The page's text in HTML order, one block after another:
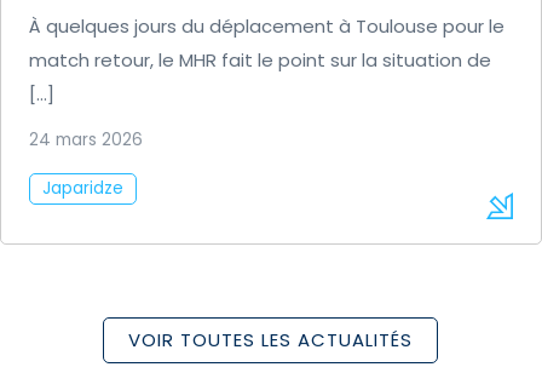
À quelques jours du déplacement à Toulouse pour le
match retour, le MHR fait le point sur la situation de
[…]
24 mars 2026
Japaridze
VOIR TOUTES LES ACTUALITÉS